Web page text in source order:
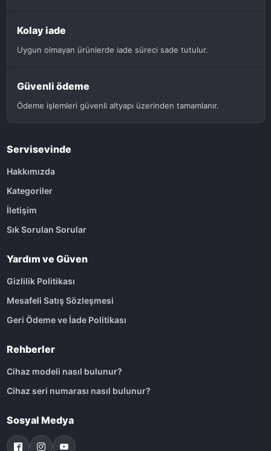
Kolay iade
Uygun olmayan ürünlerde iade süreci sade tutulur.
Güvenli ödeme
Ödeme işlemleri güvenli altyapı üzerinden tamamlanır.
Servisevinde
Hakkımızda
Kategoriler
İletişim
Sık Sorulan Sorular
Yardım ve Güven
Gizlilik Politikası
Mesafeli Satış Sözleşmesi
Geri Ödeme ve İade Politikası
Rehberler
Cihaz modeli nasıl bulunur?
Cihaz seri numarası nasıl bulunur?
Sosyal Medya